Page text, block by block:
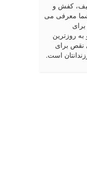
کفش و
معرفی می
به روزترین
نقص برای
است.